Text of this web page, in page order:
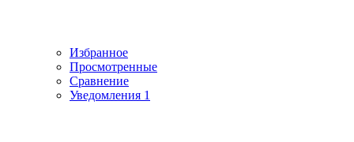
Избранное
Просмотренные
Сравнение
Уведомления 1